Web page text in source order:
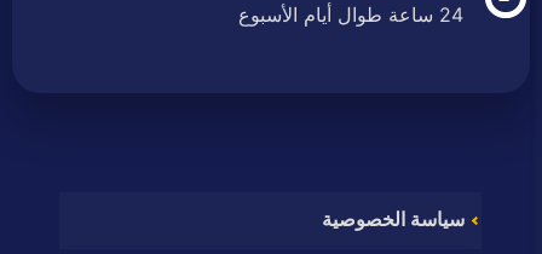
24 ساعة طوال أيام الأسبوع
سياسة الخصوصية